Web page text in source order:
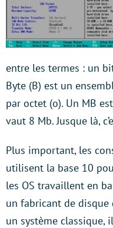
entre les termes : un
Byte (B) est un
par octet (o). Un MB
vaut 8 Mb. Jusque là,
Plus important, les
utilisent la base 10
les OS travaillent en
un fabricant de
un système classique,